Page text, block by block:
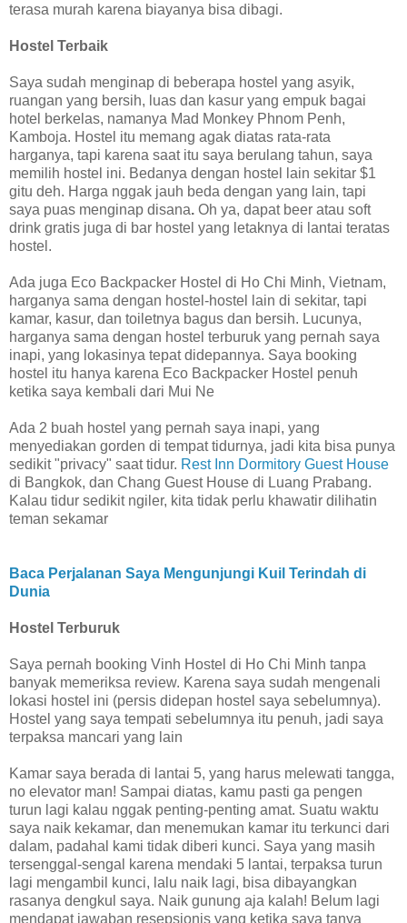
terasa murah karena biayanya bisa dibagi.
Hostel Terbaik
Saya sudah menginap di beberapa hostel yang asyik,
ruangan yang bersih, luas dan kasur yang empuk bagai
hotel berkelas, namanya Mad Monkey Phnom Penh,
Kamboja. Hostel itu memang agak diatas rata-rata
harganya, tapi karena saat itu saya berulang tahun, saya
memilih hostel ini. Bedanya dengan hostel lain sekitar $1
gitu deh. Harga nggak jauh beda dengan yang lain, tapi
saya puas menginap disana. Oh ya, dapat beer atau soft
drink gratis juga di bar hostel yang letaknya di lantai teratas
hostel.
Ada juga Eco Backpacker Hostel di Ho Chi Minh, Vietnam,
harganya sama dengan hostel-hostel lain di sekitar, tapi
kamar, kasur, dan toiletnya bagus dan bersih. Lucunya,
harganya sama dengan hostel terburuk yang pernah saya
inapi, yang lokasinya tepat didepannya. Saya booking
hostel itu hanya karena Eco Backpacker Hostel penuh
ketika saya kembali dari Mui Ne
Ada 2 buah hostel yang pernah saya inapi, yang
menyediakan gorden di tempat tidurnya, jadi kita bisa punya
sedikit "privacy" saat tidur. Rest Inn Dormitory Guest House
di Bangkok, dan Chang Guest House di Luang Prabang.
Kalau tidur sedikit ngiler, kita tidak perlu khawatir dilihatin
teman sekamar
Baca Perjalanan Saya Mengunjungi Kuil Terindah di
Dunia
Hostel Terburuk
Saya pernah booking Vinh Hostel di Ho Chi Minh tanpa
banyak memeriksa review. Karena saya sudah mengenali
lokasi hostel ini (persis didepan hostel saya sebelumnya).
Hostel yang saya tempati sebelumnya itu penuh, jadi saya
terpaksa mancari yang lain
Kamar saya berada di lantai 5, yang harus melewati tangga,
no elevator man! Sampai diatas, kamu pasti ga pengen
turun lagi kalau nggak penting-penting amat. Suatu waktu
saya naik kekamar, dan menemukan kamar itu terkunci dari
dalam, padahal kami tidak diberi kunci. Saya yang masih
tersenggal-sengal karena mendaki 5 lantai, terpaksa turun
lagi mengambil kunci, lalu naik lagi, bisa dibayangkan
rasanya dengkul saya. Naik gunung aja kalah! Belum lagi
mendapat jawaban resepsionis yang ketika saya tanya